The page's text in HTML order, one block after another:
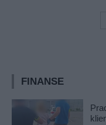
FINANSE